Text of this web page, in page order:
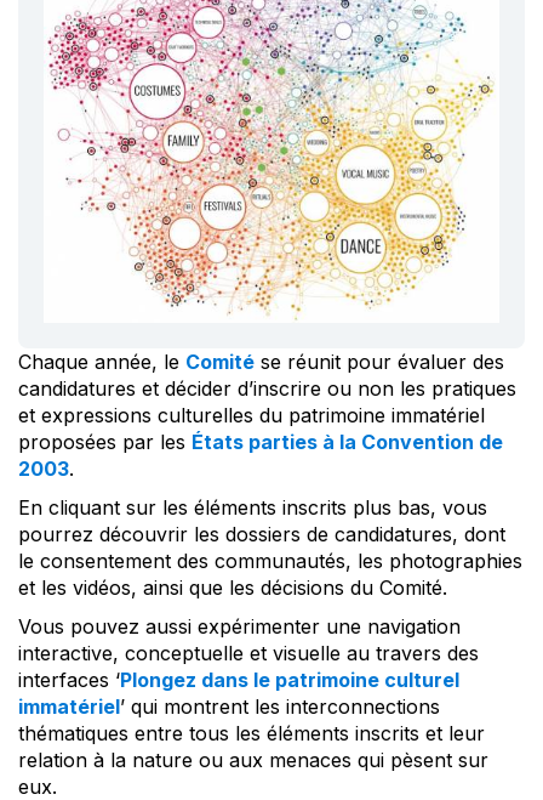
Chaque année, le Comité se réunit pour évaluer des
candidatures et décider d’inscrire ou non les pratiques
et expressions culturelles du patrimoine immatériel
proposées par les États parties à la Convention de
2003.
En cliquant sur les éléments inscrits plus bas, vous
pourrez découvrir les dossiers de candidatures, dont
le consentement des communautés, les photographies
et les vidéos, ainsi que les décisions du Comité.
Vous pouvez aussi expérimenter une navigation
interactive, conceptuelle et visuelle au travers des
interfaces ‘Plongez dans le patrimoine culturel
immatériel’ qui montrent les interconnections
thématiques entre tous les éléments inscrits et leur
relation à la nature ou aux menaces qui pèsent sur
eux.